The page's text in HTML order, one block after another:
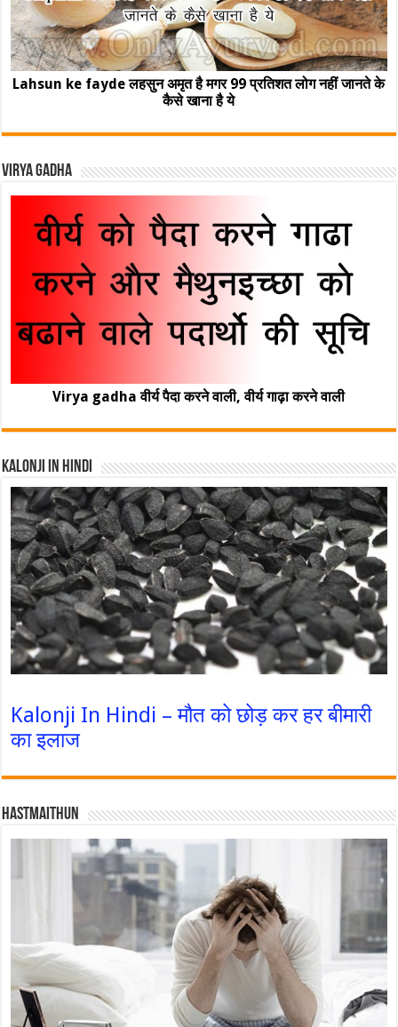
Lahsun ke fayde लहसुन अमृत है मगर 99 प्रतिशत लोग नहीं जानते के
कैसे खाना है ये
Virya Gadha
Virya gadha वीर्य पैदा करने वाली, वीर्य गाढ़ा करने वाली
Kalonji In Hindi
Kalonji In Hindi – मौत को छोड़ कर हर बीमारी
का इलाज
Hastmaithun